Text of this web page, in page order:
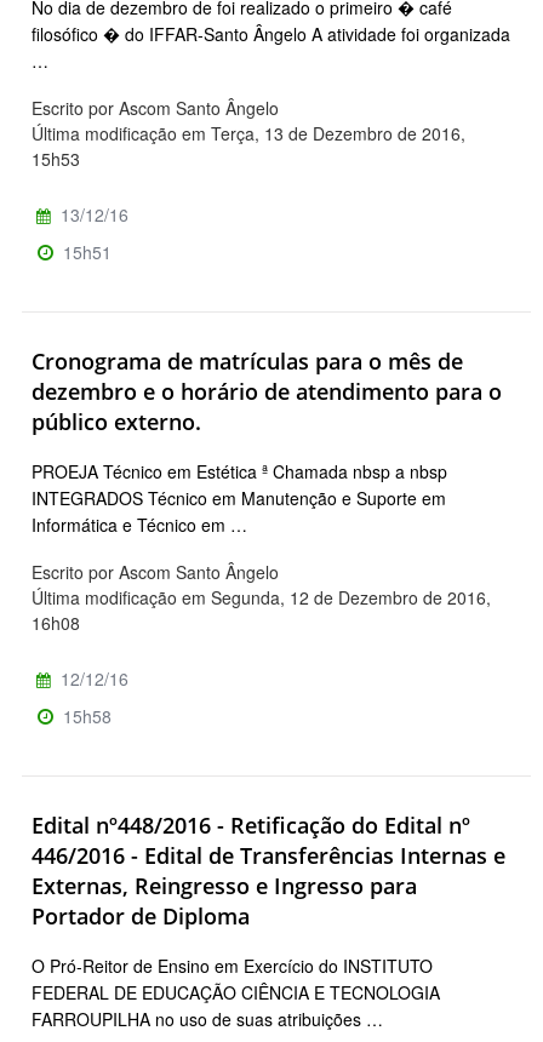
No dia de dezembro de foi realizado o primeiro � café
filosófico � do IFFAR-Santo Ângelo A atividade foi organizada
…
Escrito por Ascom Santo Ângelo
Última modificação em Terça, 13 de Dezembro de 2016,
15h53
13/12/16
15h51
Cronograma de matrículas para o mês de
dezembro e o horário de atendimento para o
público externo.
PROEJA Técnico em Estética ª Chamada nbsp a nbsp
INTEGRADOS Técnico em Manutenção e Suporte em
Informática e Técnico em …
Escrito por Ascom Santo Ângelo
Última modificação em Segunda, 12 de Dezembro de 2016,
16h08
12/12/16
15h58
Edital nº448/2016 - Retificação do Edital nº
446/2016 - Edital de Transferências Internas e
Externas, Reingresso e Ingresso para
Portador de Diploma
O Pró-Reitor de Ensino em Exercício do INSTITUTO
FEDERAL DE EDUCAÇÃO CIÊNCIA E TECNOLOGIA
FARROUPILHA no uso de suas atribuições …